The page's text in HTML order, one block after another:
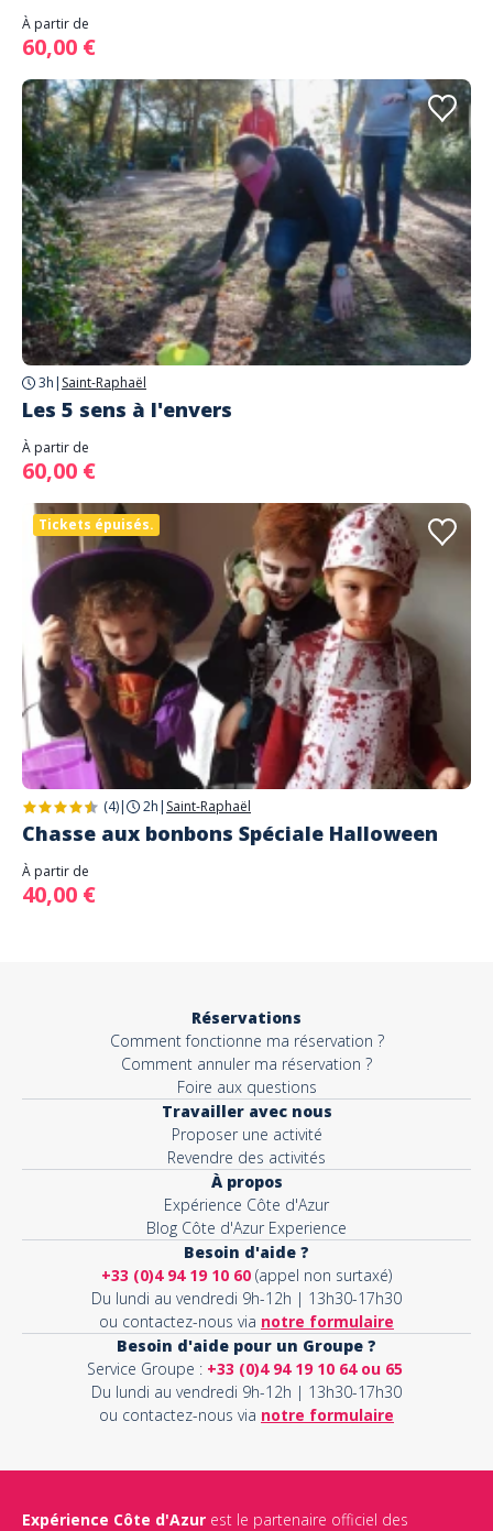
À partir de
60,00 €
3h | Saint-Raphaël
Les 5 sens à l'envers
À partir de
60,00 €
Tickets épuisés.
(4)| 2h | Saint-Raphaël
Chasse aux bonbons Spéciale Halloween
À partir de
40,00 €
Réservations
Comment fonctionne ma réservation ?
Comment annuler ma réservation ?
Foire aux questions
Travailler avec nous
Proposer une activité
Revendre des activités
À propos
Expérience Côte d'Azur
Blog Côte d'Azur Experience
Besoin d'aide ?
+33 (0)4 94 19 10 60 (appel non surtaxé)
Du lundi au vendredi 9h-12h | 13h30-17h30
ou contactez-nous via notre formulaire
Besoin d'aide pour un Groupe ?
Service Groupe : +33 (0)4 94 19 10 64 ou 65
Du lundi au vendredi 9h-12h | 13h30-17h30
ou contactez-nous via notre formulaire
Expérience Côte d'Azur est le partenaire officiel des